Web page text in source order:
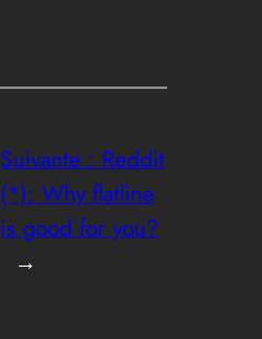
Suivante : Reddit
(*): Why flatline
is good for you?
→